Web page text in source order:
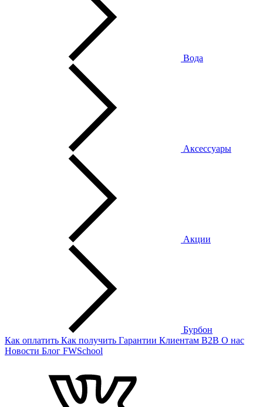
Вода
Аксессуары
Акции
Бурбон
Как оплатить Как получить Гарантии Клиентам B2B О нас
Новости Блог FWSchool